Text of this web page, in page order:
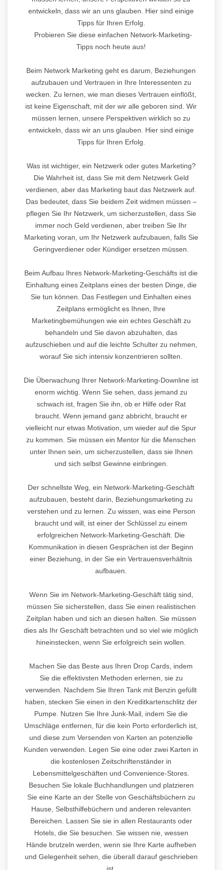
entwickeln, dass wir an uns glauben. Hier sind einige
Tipps für Ihren Erfolg.
Probieren Sie diese einfachen Network-Marketing-
Tipps noch heute aus!
Beim Network Marketing geht es darum, Beziehungen
aufzubauen und Vertrauen in Ihre Interessenten zu
wecken. Zu lernen, wie man dieses Vertrauen einflößt,
ist keine Eigenschaft, mit der wir alle geboren sind. Wir
müssen lernen, unsere Perspektiven wirklich so zu
entwickeln, dass wir an uns glauben. Hier sind einige
Tipps für Ihren Erfolg.
Was ist wichtiger, ein Netzwerk oder gutes Marketing?
Die Wahrheit ist, dass Sie mit dem Netzwerk Geld
verdienen, aber das Marketing baut das Netzwerk auf.
Das bedeutet, dass Sie beidem Zeit widmen müssen –
pflegen Sie Ihr Netzwerk, um sicherzustellen, dass Sie
immer noch Geld verdienen, aber treiben Sie Ihr
Marketing voran, um Ihr Netzwerk aufzubauen, falls Sie
Geringverdiener oder Kündiger ersetzen müssen.
Beim Aufbau Ihres Network-Marketing-Geschäfts ist die
Einhaltung eines Zeitplans eines der besten Dinge, die
Sie tun können. Das Festlegen und Einhalten eines
Zeitplans ermöglicht es Ihnen, Ihre
Marketingbemühungen wie ein echtes Geschäft zu
behandeln und Sie davon abzuhalten, das
aufzuschieben und auf die leichte Schulter zu nehmen,
worauf Sie sich intensiv konzentrieren sollten.
Die Überwachung Ihrer Network-Marketing-Downline ist
enorm wichtig. Wenn Sie sehen, dass jemand zu
schwach ist, fragen Sie ihn, ob er Hilfe oder Rat
braucht. Wenn jemand ganz abbricht, braucht er
vielleicht nur etwas Motivation, um wieder auf die Spur
zu kommen. Sie müssen ein Mentor für die Menschen
unter Ihnen sein, um sicherzustellen, dass sie Ihnen
und sich selbst Gewinne einbringen.
Der schnellste Weg, ein Network-Marketing-Geschäft
aufzubauen, besteht darin, Beziehungsmarketing zu
verstehen und zu lernen. Zu wissen, was eine Person
braucht und will, ist einer der Schlüssel zu einem
erfolgreichen Network-Marketing-Geschäft. Die
Kommunikation in diesen Gesprächen ist der Beginn
einer Beziehung, in der Sie ein Vertrauensverhältnis
aufbauen.
Wenn Sie im Network-Marketing-Geschäft tätig sind,
müssen Sie sicherstellen, dass Sie einen realistischen
Zeitplan haben und sich an diesen halten. Sie müssen
dies als Ihr Geschäft betrachten und so viel wie möglich
hineinstecken, wenn Sie erfolgreich sein wollen.
Machen Sie das Beste aus Ihren Drop Cards, indem
Sie die effektivsten Methoden erlernen, sie zu
verwenden. Nachdem Sie Ihren Tank mit Benzin gefüllt
haben, stecken Sie einen in den Kreditkartenschlitz der
Pumpe. Nutzen Sie Ihre Junk-Mail, indem Sie die
Umschläge entfernen, für die kein Porto erforderlich ist,
und diese zum Versenden von Karten an potenzielle
Kunden verwenden. Legen Sie eine oder zwei Karten in
die kostenlosen Zeitschriftenständer in
Lebensmittelgeschäften und Convenience-Stores.
Besuchen Sie lokale Buchhandlungen und platzieren
Sie eine Karte an der Stelle von Geschäftsbüchern zu
Hause, Selbsthilfebüchern und anderen relevanten
Bereichen. Lassen Sie sie in allen Restaurants oder
Hotels, die Sie besuchen. Sie wissen nie, wessen
Hände brutzeln werden, wenn sie Ihre Karte aufheben
und Gelegenheit sehen, die überall darauf geschrieben
ist.